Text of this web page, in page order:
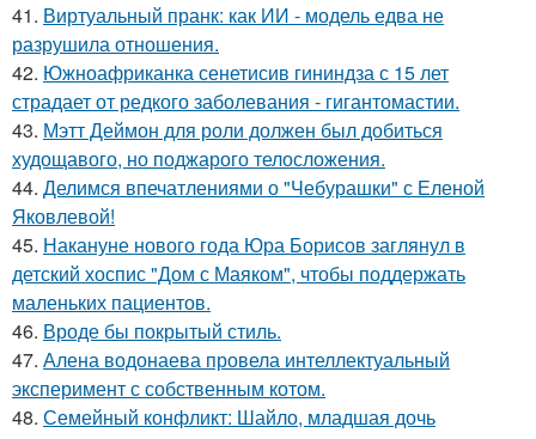
41. Виртуальный пранк: как ИИ - модель едва не
разрушила отношения.
42. Южноафриканка сенетисив гининдза с 15 лет
страдает от редкого заболевания - гигантомастии.
43. Мэтт Деймон для роли должен был добиться
худощавого, но поджарого телосложения.
44. Делимся впечатлениями о "Чебурашки" с Еленой
Яковлевой!
45. Накануне нового года Юра Борисов заглянул в
детский хоспис "Дом с Маяком", чтобы поддержать
маленьких пациентов.
46. Вроде бы покрытый стиль.
47. Алена водонаева провела интеллектуальный
эксперимент с собственным котом.
48. Семейный конфликт: Шайло, младшая дочь